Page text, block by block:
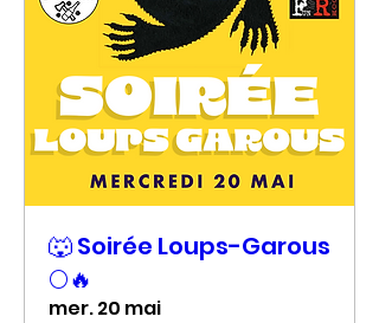
🐺 Soirée Loups-Garous
🌕🔥
mer. 20 mai